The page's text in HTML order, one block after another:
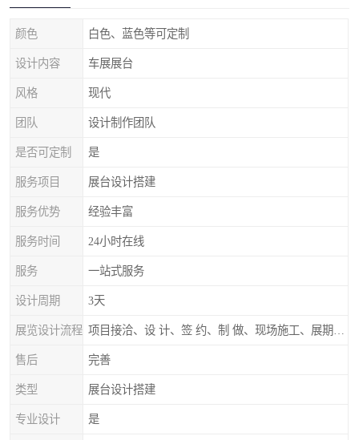
颜色 白色、蓝色等可定制
设计内容 车展展台
风格 现代
团队 设计制作团队
是否可定制 是
服务项目 展台设计搭建
服务优势 经验丰富
服务时间 24小时在线
服务 一站式服务
设计周期 3天
展览设计流程
售后 完善
类型 展台设计搭建
专业设计 是